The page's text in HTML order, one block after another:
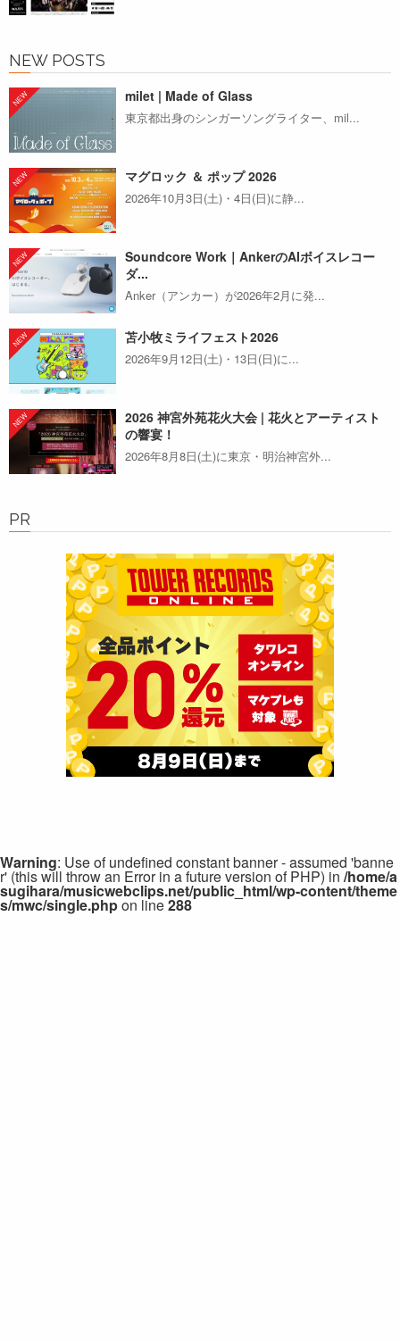
NEW POSTS
milet | Made of Glass
東京都出身のシンガーソングライター、mil...
マグロック ＆ ポップ 2026
2026年10月3日(土)・4日(日)に静...
Soundcore Work｜AnkerのAIボイスレコー
ダ...
Anker（アンカー）が2026年2月に発...
苫小牧ミライフェスト2026
2026年9月12日(土)・13日(日)に...
2026 神宮外苑花火大会 | 花火とアーティスト
の響宴！
2026年8月8日(土)に東京・明治神宮外...
PR
Warning: Use of undefined constant banner - assumed 'banne
r' (this will throw an Error in a future version of PHP) in /home/a
sugihara/musicwebclips.net/public_html/wp-content/theme
s/mwc/single.phpon line288